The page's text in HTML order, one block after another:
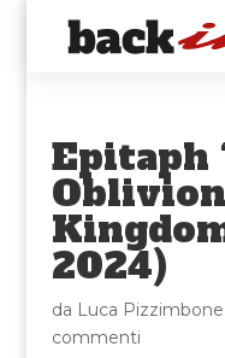
Epitaph
2024)
da Luca Pizzimbone
commenti